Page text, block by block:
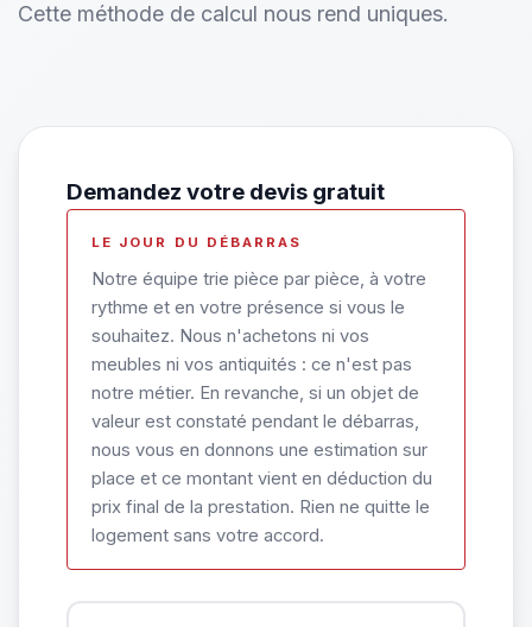
Cette méthode de calcul nous rend uniques.
Demandez votre devis gratuit
LE JOUR DU DÉBARRAS
Notre équipe trie pièce par pièce, à votre
rythme et en votre présence si vous le
souhaitez. Nous n'achetons ni vos
meubles ni vos antiquités : ce n'est pas
notre métier. En revanche, si un objet de
valeur est constaté pendant le débarras,
nous vous en donnons une estimation sur
place et ce montant vient en déduction du
prix final de la prestation. Rien ne quitte le
logement sans votre accord.